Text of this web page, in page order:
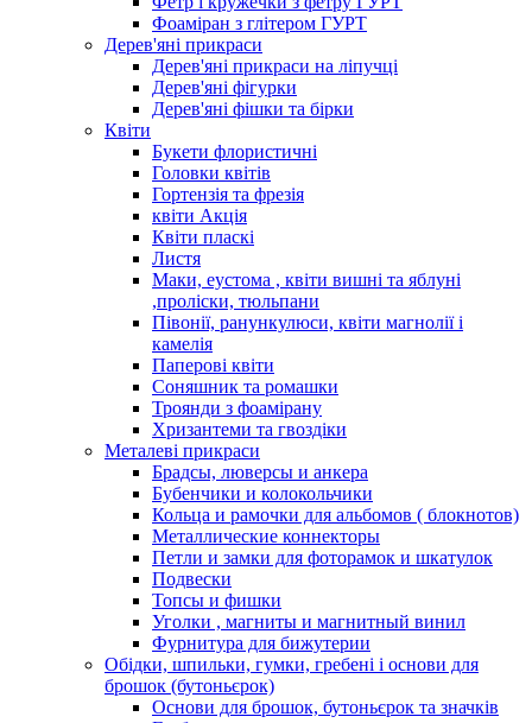
Фоаміран з глітером ГУРТ
Дерев'яні прикраси
Дерев'яні прикраси на ліпучці
Дерев'яні фігурки
Дерев'яні фішки та бірки
Квіти
Букети флористичні
Головки квітів
Гортензія та фрезія
квіти Акція
Квіти пласкі
Листя
Маки, еустома , квіти вишні та яблуні
,проліски, тюльпани
Півонії, ранункулюси, квіти магнолії і
камелія
Паперові квіти
Соняшник та ромашки
Троянди з фоамірану
Хризантеми та гвоздіки
Металеві прикраси
Брадсы, люверсы и анкера
Бубенчики и колокольчики
Кольца и рамочки для альбомов ( блокнотов)
Металлические коннекторы
Петли и замки для фоторамок и шкатулок
Подвески
Топсы и фишки
Уголки , магниты и магнитный винил
Фурнитура для бижутерии
Обідки, шпильки, гумки, гребені і основи для
брошок (бутоньєрок)
Основи для брошок, бутоньєрок та значків